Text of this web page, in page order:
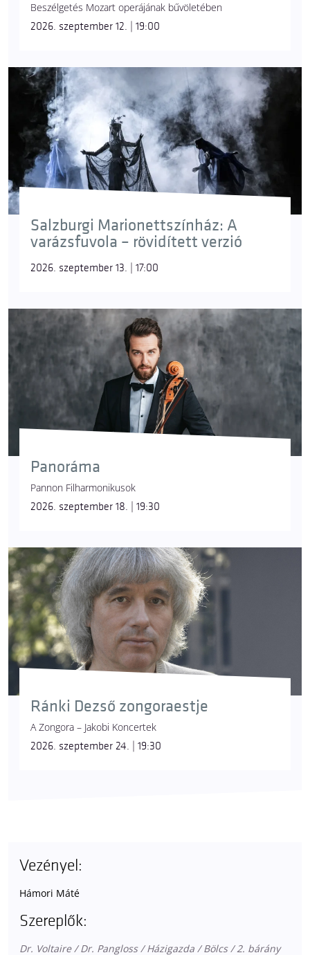
Beszélgetés Mozart operájának bűvöletében
2026. szeptember 12. | 19:00
Salzburgi Marionettszínház: A
varázsfuvola – rövidített verzió
2026. szeptember 13. | 17:00
Panoráma
Pannon Filharmonikusok
2026. szeptember 18. | 19:30
Ránki Dezső zongoraestje
A Zongora – Jakobi Koncertek
2026. szeptember 24. | 19:30
Vezényel:
Hámori Máté
Szereplők:
Dr. Voltaire / Dr. Pangloss / Házigazda / Bölcs / 2. bárány